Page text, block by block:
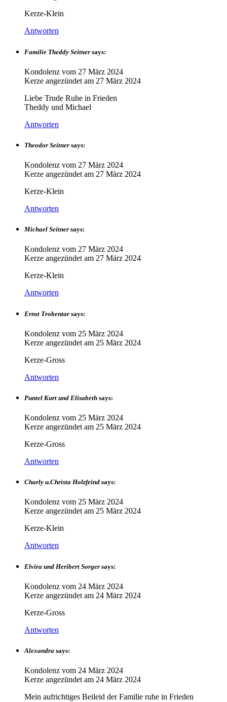
Kerze-Klein
Antworten
Familie Theddy Seitner says:
Kondolenz vom 27 März 2024
Kerze angezündet am 27 März 2024
Liebe Trude Ruhe in Frieden
Theddy und Michael
Antworten
Theodor Seitner says:
Kondolenz vom 27 März 2024
Kerze angezündet am 27 März 2024
Kerze-Klein
Antworten
Michael Seitner says:
Kondolenz vom 27 März 2024
Kerze angezündet am 27 März 2024
Kerze-Klein
Antworten
Ernst Trobentar says:
Kondolenz vom 25 März 2024
Kerze angezündet am 25 März 2024
Kerze-Gross
Antworten
Puntel Kurt und Elisabeth says:
Kondolenz vom 25 März 2024
Kerze angezündet am 25 März 2024
Kerze-Gross
Antworten
Charly u.Christa Holzfeind says:
Kondolenz vom 25 März 2024
Kerze angezündet am 25 März 2024
Kerze-Klein
Antworten
Elvira und Heribert Sorger says:
Kondolenz vom 24 März 2024
Kerze angezündet am 24 März 2024
Kerze-Gross
Antworten
Alexandra says:
Kondolenz vom 24 März 2024
Kerze angezündet am 24 März 2024
Mein aufrichtiges Beileid der Familie ruhe in Frieden